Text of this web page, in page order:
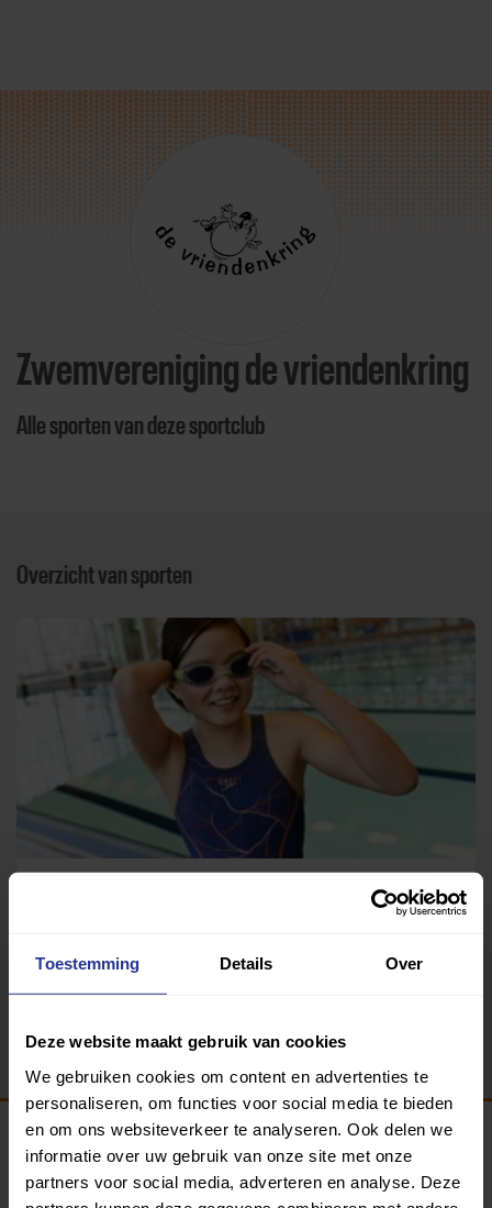
Toestemming Details Over
Deze website maakt gebruik van cookies
We gebruiken cookies om content en advertenties te
personaliseren, om functies voor social media te bieden
en om ons websiteverkeer te analyseren. Ook delen we
informatie over uw gebruik van onze site met onze
partners voor social media, adverteren en analyse. Deze
Zwemvereniging de vriendenkring
Alle sporten van deze sportclub
Overzicht van sporten
Programma van: